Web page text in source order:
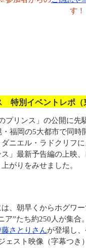
す！
特別イベントレポ
プリンス」の公開に先
・福岡の5大都市で同
ニエル・ラドクリフ
」最新予告編の上映
がりをみせました。
、朝早くからホグワ
ア”たち約250人が集合
藤さとりさんが登場し
スト映像（字幕つき